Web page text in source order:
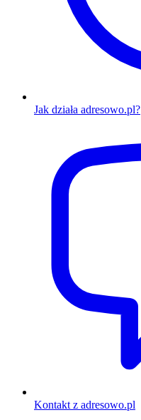
Jak działa adresowo.pl?
Kontakt z adresowo.pl